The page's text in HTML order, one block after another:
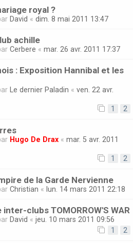
royal ?
David « dim. 8 mai 2011 13:47
achille
Cerbere « mar. 26 avr. 2011 17:37
: Exposition Hannibal et les
Le dernier Paladin « ven. 22 avr.
1 2
Hugo De Drax « mar. 5 avr. 2011
1 2
de la Garde Nervienne
Christian « lun. 14 mars 2011 22:18
clubs TOMORROW'S WAR
David « jeu. 10 mars 2011 09:56
1 2